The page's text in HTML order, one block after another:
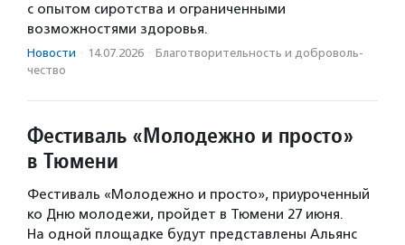
с опытом сиротства и ограниченными
возможностями здоровья.
Новости · 14.07.2026 · Благотвори­тель­ность и доброволь­
чест­во
Фестиваль «Молодежно и просто»
в Тюмени
Фестиваль «Молодежно и просто», приуроченный
ко Дню молодежи, пройдет в Тюмени 27 июня.
На одной площадке будут представлены Альянс